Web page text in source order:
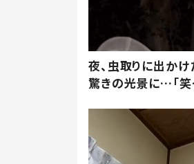
夜、虫取りに出か
驚きの光景に…「笑